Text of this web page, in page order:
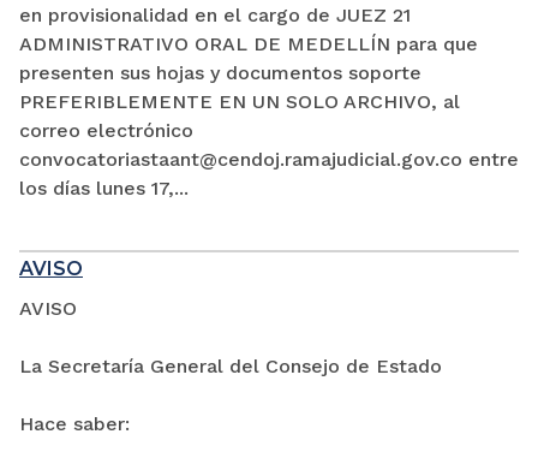
en provisionalidad en el cargo de JUEZ 21
ADMINISTRATIVO ORAL DE MEDELLÍN para que
presenten sus hojas y documentos soporte
PREFERIBLEMENTE EN UN SOLO ARCHIVO, al
correo electrónico
convocatoriastaant@cendoj.ramajudicial.gov.co entre
los días lunes 17,...
AVISO
AVISO
La Secretaría General del Consejo de Estado
Hace saber: